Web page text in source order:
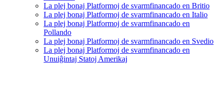
La plej bonaj Platformoj de svarmfinancado en Britio
La plej bonaj Platformoj de svarmfinancado en Italio
La plej bonaj Platformoj de svarmfinancado en
Pollando
La plej bonaj Platformoj de svarmfinancado en Svedio
La plej bonaj Platformoj de svarmfinancado en
Unuiĝintaj Statoj Amerikaj